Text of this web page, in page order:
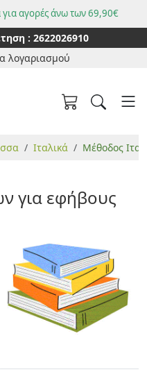
αγορές άνω των 69,90€
: 2622026910
λογαριασμού
Ιταλικά Μέθοδος
για εφήβους